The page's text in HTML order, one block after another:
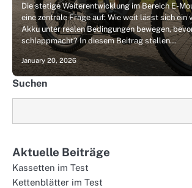
Die stetige Weiterentwicklung im Bereich E-
eine zentrale Frage auf: Wie weit lässt sich ein
Akku unter realen Bedingungen bewegen,
schlappmacht? In diesem Beitrag stellen…
January 20, 2026
Suchen
Aktuelle Beiträge
Kassetten im Test
Kettenblätter im Test